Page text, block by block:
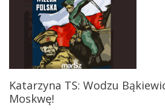
Katarzyna TS: Wodzu
Moskwę!